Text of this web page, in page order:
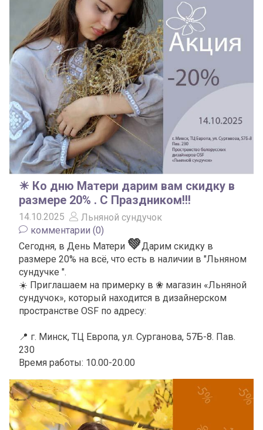
☀ Ко дню Матери дарим вам скидку в
размере 20% . С Праздником!!!
14.10.2025
Льняной сундучок
комментарии (0)
Сегодня, в День Матери 💚Дарим скидку в
размере 20% на всё, что есть в наличии в "Льняном
сундучке ".
☀ ️ Приглашаем на примерку в ❀ магазин «Льняной
сундучок», который находится в дизайнерском
пространстве OSF по адресу:
📍 г. Минск, ТЦ Европа, ул. Сурганова, 57Б-8. Пав.
230
Время работы: 10.00-20.00